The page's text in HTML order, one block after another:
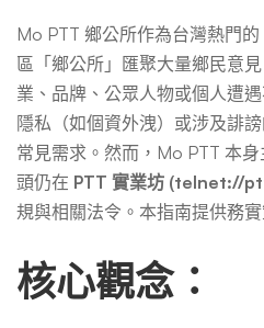
Mo PTT 鄉公所作為台灣熱門
區「鄉公所」匯聚大量鄉民意
業、品牌、公眾人物或個人遭
隱私（如個資外洩）或涉及誹
常見需求。然而，Mo PTT 本
頭仍在 PTT 實業坊 (telnet://
規與相關法令。本指南提供務
核心觀念：